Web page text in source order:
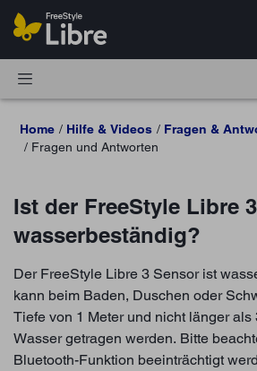
Home Hilfe & Videos
Fragen &
Fragen und Antworten
Ist der FreeStyle Libre
wasserbeständig?
Der FreeStyle Libre 3 Sensor ist
kann beim Baden, Duschen oder
Tiefe von 1 Meter und nicht länger als
Wasser getragen werden. Bitte
Bluetooth-Funktion beeinträchtigt